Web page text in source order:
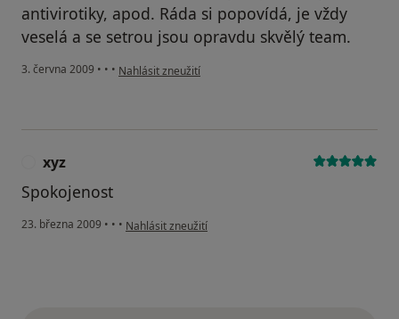
antivirotiky, apod. Ráda si popovídá, je vždy
veselá a se setrou jsou opravdu skvělý team.
3. června 2009 • • • podle názoru uživatele Váš účet byl odstraněn
Nahlásit zneužití
xyz
Spokojenost
23. března 2009 • • • podle názoru uživatele xyz
Nahlásit zneužití